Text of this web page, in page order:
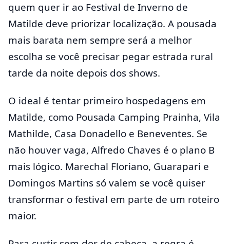
quem quer ir ao Festival de Inverno de
Matilde deve priorizar localização. A pousada
mais barata nem sempre será a melhor
escolha se você precisar pegar estrada rural
tarde da noite depois dos shows.
O ideal é tentar primeiro hospedagens em
Matilde, como Pousada Camping Prainha, Vila
Mathilde, Casa Donadello e Beneventes. Se
não houver vaga, Alfredo Chaves é o plano B
mais lógico. Marechal Floriano, Guarapari e
Domingos Martins só valem se você quiser
transformar o festival em parte de um roteiro
maior.